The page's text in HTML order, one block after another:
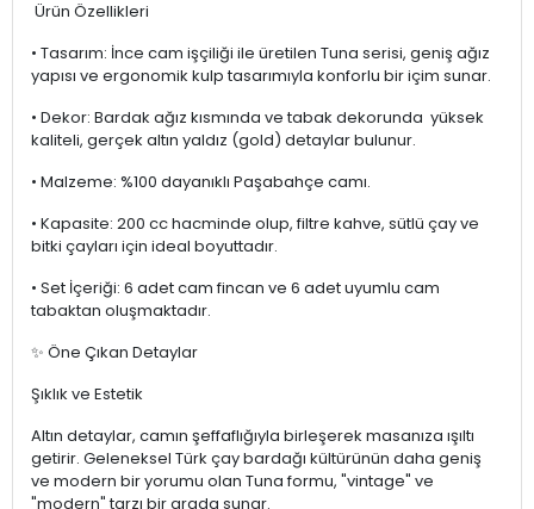
Marka: AbkaKristal
Ürün Açıklaması
Ürün Özellikleri
• Tasarım: İnce cam işçiliği ile üretilen Tuna serisi, geniş ağız
yapısı ve ergonomik kulp tasarımıyla konforlu bir içim sunar.
• Dekor: Bardak ağız kısmında ve tabak dekorunda yüksek
kaliteli, gerçek altın yaldız (gold) detaylar bulunur.
• Malzeme: %100 dayanıklı Paşabahçe camı.
• Kapasite: 200 cc hacminde olup, filtre kahve, sütlü çay ve
bitki çayları için ideal boyuttadır.
• Set İçeriği: 6 adet cam fincan ve 6 adet uyumlu cam
tabaktan oluşmaktadır.